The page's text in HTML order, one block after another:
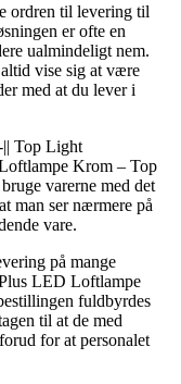
ordren til levering til
er ofte en
ualmindeligt nem.
vise sig at være
med at du lever i
Top Light
Krom – Top
varerne med det
man ser nærmere på
vare.
på mange
LED Loftlampe
fuldbyrdes
til at de med
for at personalet